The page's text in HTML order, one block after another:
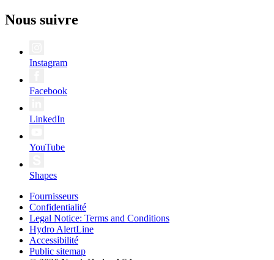
Nous suivre
Instagram
Facebook
LinkedIn
YouTube
Shapes
Fournisseurs
Confidentialité
Legal Notice: Terms and Conditions
Hydro AlertLine
Accessibilité
Public sitemap